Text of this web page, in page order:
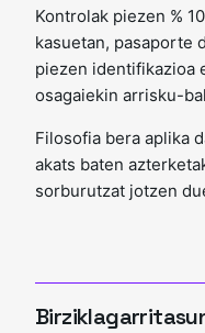
Kontrolak piezen %
kasuetan, pasaporte
piezen identifikazioa
osagaiekin arrisku-
Filosofia bera aplika
akats baten
sorburutzat jotzen